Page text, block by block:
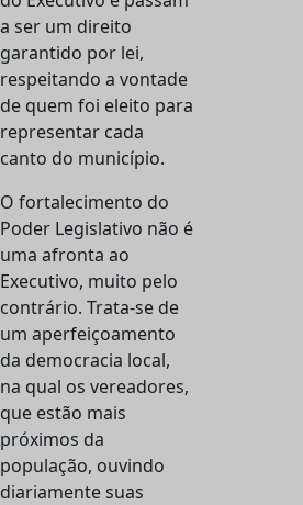
a ser um direito
garantido por lei,
respeitando a vontade
de quem foi eleito para
representar cada
canto do município.
O fortalecimento do
Poder Legislativo não é
uma afronta ao
Executivo, muito pelo
contrário. Trata-se de
um aperfeiçoamento
da democracia local,
na qual os vereadores,
que estão mais
próximos da
população, ouvindo
diariamente suas